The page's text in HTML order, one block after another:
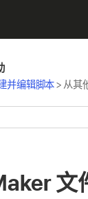
并编辑脚本> 从其
文